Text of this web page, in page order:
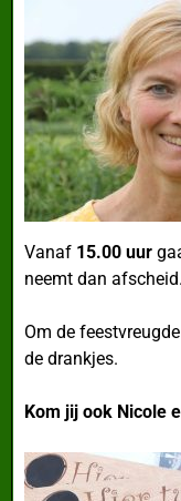
Vanaf 15.00 uur
neemt dan
Om de
de drankjes.
Kom jij ook Nicole